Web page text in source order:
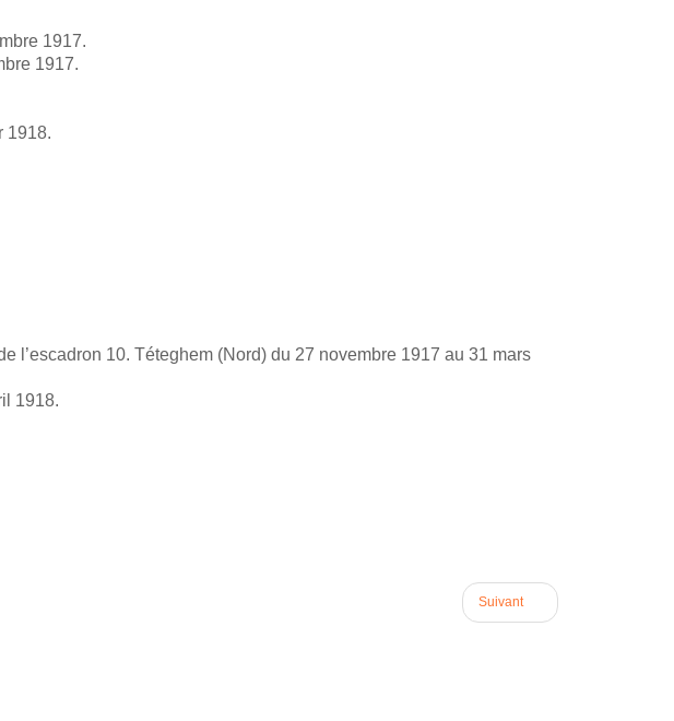
1917.
1917.
1918.
l’escadron 10. Téteghem (Nord) du 27 novembre 1917 au 31 mars
1918.
Suivant